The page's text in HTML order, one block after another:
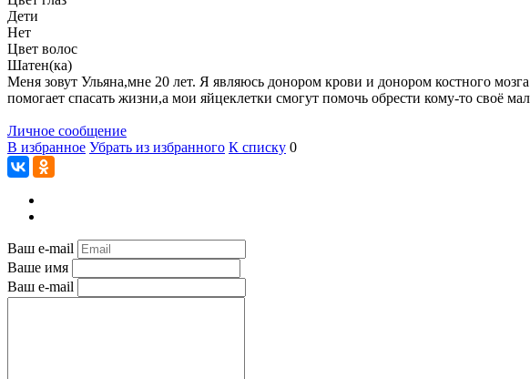
Дети
Нет
Цвет волос
Шатен(ка)
Меня зовут Ульяна,мне 20 лет. Я являюсь донором крови и донором костного
помогает спасать жизни,а мои яйцеклетки смогут помочь обрести кому-то своё
Личное сообщение
В избранное Убрать из избранного К списку 0
Ваш e-mail
Ваше имя
Ваш e-mail